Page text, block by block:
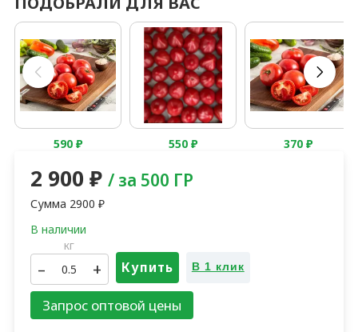
590₽ 550₽ 370₽
2 900 ₽ / за 500 ГР
Сумма 2900 ₽
кг
– + Купить В 1 клик
Запрос оптовой цены